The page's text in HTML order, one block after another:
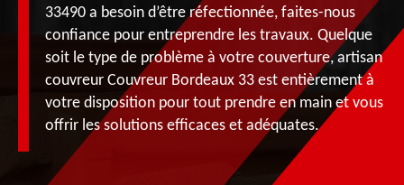
33490 a besoin d’être réfectionnée, faites-nous
confiance pour entreprendre les travaux. Quelque
soit le type de problème à votre couverture, artisan
couvreur Couvreur Bordeaux 33 est entièrement à
votre disposition pour tout prendre en main et vous
offrir les solutions efficaces et adéquates.